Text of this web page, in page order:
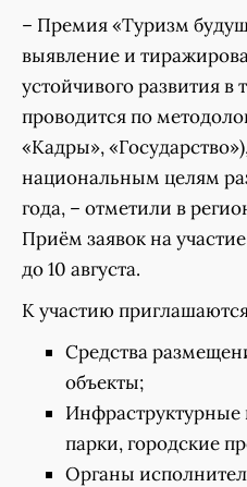
– Премия «Туризм
выявление и
устойчивого развития
проводится по
«Кадры»,
национальным целям
года, – отметили в
Приём заявок на
до 10 августа.
К участию
Средства
объекты;
Инфраструктурные
парки, городские
Органы